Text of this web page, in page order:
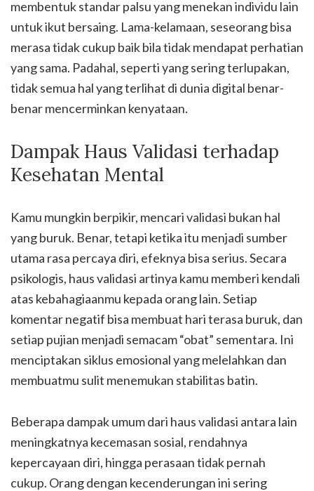
membentuk standar palsu yang menekan individu lain
untuk ikut bersaing. Lama-kelamaan, seseorang bisa
merasa tidak cukup baik bila tidak mendapat perhatian
yang sama. Padahal, seperti yang sering terlupakan,
tidak semua hal yang terlihat di dunia digital benar-
benar mencerminkan kenyataan.
Dampak Haus Validasi terhadap
Kesehatan Mental
Kamu mungkin berpikir, mencari validasi bukan hal
yang buruk. Benar, tetapi ketika itu menjadi sumber
utama rasa percaya diri, efeknya bisa serius. Secara
psikologis, haus validasi artinya kamu memberi kendali
atas kebahagiaanmu kepada orang lain. Setiap
komentar negatif bisa membuat hari terasa buruk, dan
setiap pujian menjadi semacam “obat” sementara. Ini
menciptakan siklus emosional yang melelahkan dan
membuatmu sulit menemukan stabilitas batin.
Beberapa dampak umum dari haus validasi antara lain
meningkatnya kecemasan sosial, rendahnya
kepercayaan diri, hingga perasaan tidak pernah
cukup. Orang dengan kecenderungan ini sering